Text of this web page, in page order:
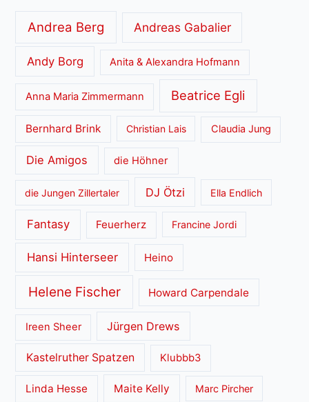
Andrea Berg Andreas Gabalier
Andy Borg Anita & Alexandra Hofmann
Anna Maria Zimmermann Beatrice Egli
Bernhard Brink Christian Lais Claudia Jung
Die Amigos die Höhner
die Jungen Zillertaler DJ Ötzi Ella Endlich
Fantasy Feuerherz Francine Jordi
Hansi Hinterseer Heino
Helene Fischer Howard Carpendale
Ireen Sheer Jürgen Drews
Kastelruther Spatzen Klubbb3
Linda Hesse Maite Kelly Marc Pircher